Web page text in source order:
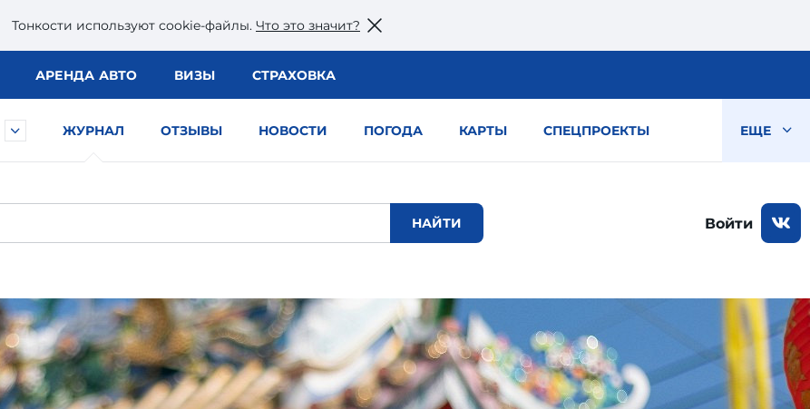
Тонкости используют сookie-файлы. Что это значит?
АРЕНДА АВТО ВИЗЫ СТРАХОВКА
ЖУРНАЛ ОТЗЫВЫ НОВОСТИ ПОГОДА КАРТЫ СПЕЦПРОЕКТЫ ЕЩЕ
Войти